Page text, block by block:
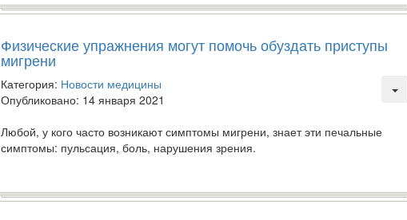
Физические упражнения могут помочь обуздать приступы
мигрени
Категория: Новости медицины
Опубликовано: 14 января 2021
Любой, у кого часто возникают симптомы мигрени, знает эти печальные
симптомы: пульсация, боль, нарушения зрения.